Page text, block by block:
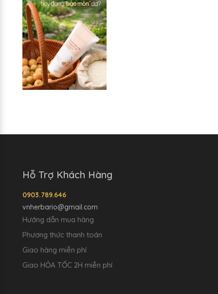
Hỗ Trợ Khách Hàng
0903.789.646
vnherbario@gmail.com
Hướng dẫn mua hàng
Phương thức thanh toán
Giao hàng miễn phí
Giao HỎA TỐC 2H miễn phí